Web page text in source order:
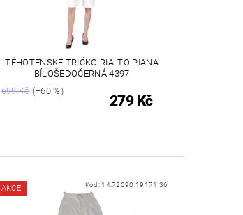
TĚHOTENSKÉ TRIČKO RIALTO PIANA
BÍLOŠEDOČERNÁ 4397
699 Kč(–60 %)
279 Kč
AKCE Kód: 14.72090.19171.36